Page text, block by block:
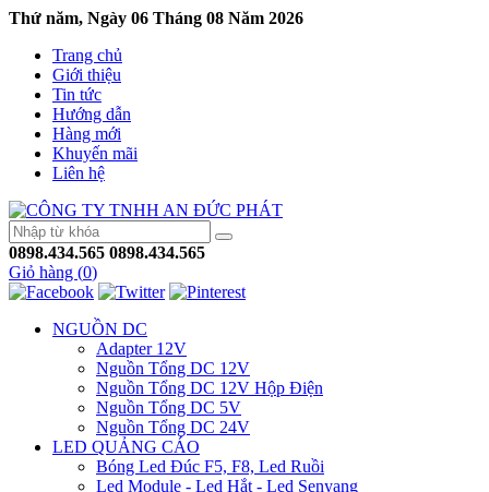
Thứ năm, Ngày 06 Tháng 08 Năm 2026
Trang chủ
Giới thiệu
Tin tức
Hướng dẫn
Hàng mới
Khuyến mãi
Liên hệ
0898.434.565 0898.434.565
Giỏ hàng (0)
NGUỒN DC
Adapter 12V
Nguồn Tổng DC 12V
Nguồn Tổng DC 12V Hộp Điện
Nguồn Tổng DC 5V
Nguồn Tổng DC 24V
LED QUẢNG CÁO
Bóng Led Đúc F5, F8, Led Ruồi
Led Module - Led Hắt - Led Senyang